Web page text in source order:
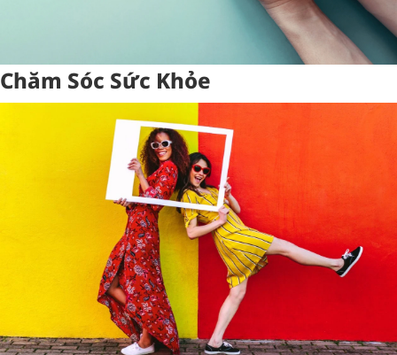
Chăm Sóc Sức Khỏe